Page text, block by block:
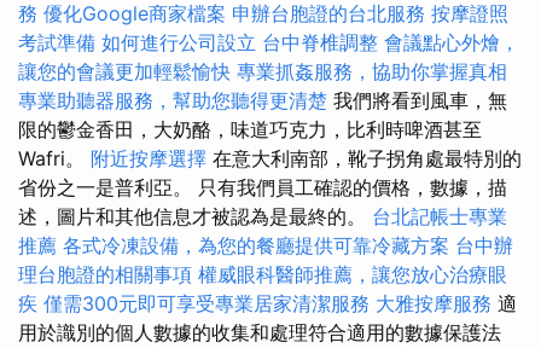
務 優化Google商家檔案 申辦台胞證的台北服務 按摩證照
考試準備 如何進行公司設立 台中脊椎調整 會議點心外燴，
讓您的會議更加輕鬆愉快 專業抓姦服務，協助你掌握真相
專業助聽器服務，幫助您聽得更清楚 我們將看到風車，無
限的鬱金香田，大奶酪，味道巧克力，比利時啤酒甚至
Wafri。 附近按摩選擇 在意大利南部，靴子拐角處最特別的
省份之一是普利亞。 只有我們員工確認的價格，數據，描
述，圖片和其他信息才被認為是最終的。 台北記帳士專業
推薦 各式冷凍設備，為您的餐廳提供可靠冷藏方案 台中辦
理台胞證的相關事項 權威眼科醫師推薦，讓您放心治療眼
疾 僅需300元即可享受專業居家清潔服務 大雅按摩服務 適
用於識別的個人數據的收集和處理符合適用的數據保護法